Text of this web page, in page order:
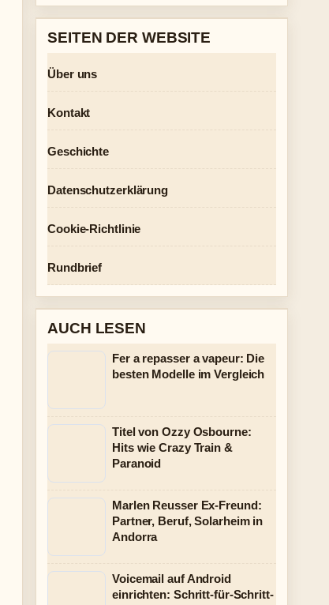
SEITEN DER WEBSITE
Über uns
Kontakt
Geschichte
Datenschutzerklärung
Cookie-Richtlinie
Rundbrief
AUCH LESEN
Fer a repasser a vapeur: Die
besten Modelle im Vergleich
Titel von Ozzy Osbourne:
Hits wie Crazy Train &
Paranoid
Marlen Reusser Ex-Freund:
Partner, Beruf, Solarheim in
Andorra
Voicemail auf Android
einrichten: Schritt-für-Schritt-